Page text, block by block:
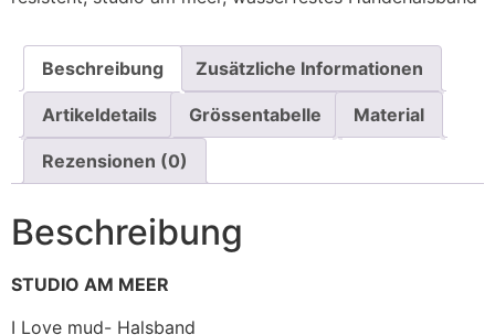
Beschreibung Zusätzliche Informationen
Artikeldetails Grössentabelle Material
Rezensionen (0)
Beschreibung
STUDIO AM MEER
I Love mud- Halsband